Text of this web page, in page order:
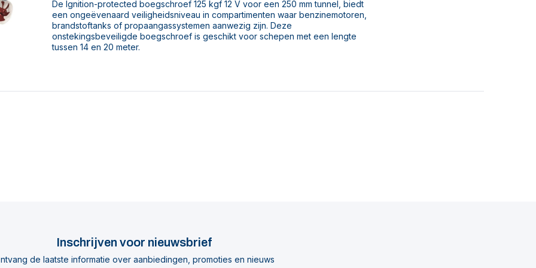
De Ignition-protected boegschroef 125 kgf 12 V voor een 250 mm tunnel, biedt
een ongeëvenaard veiligheidsniveau in compartimenten waar benzinemotoren,
brandstoftanks of propaangassystemen aanwezig zijn. Deze
onstekingsbeveiligde boegschroef is geschikt voor schepen met een lengte
tussen 14 en 20 meter.
Inschrijven voor nieuwsbrief
de laatste informatie over aanbiedingen, promoties en nieuws